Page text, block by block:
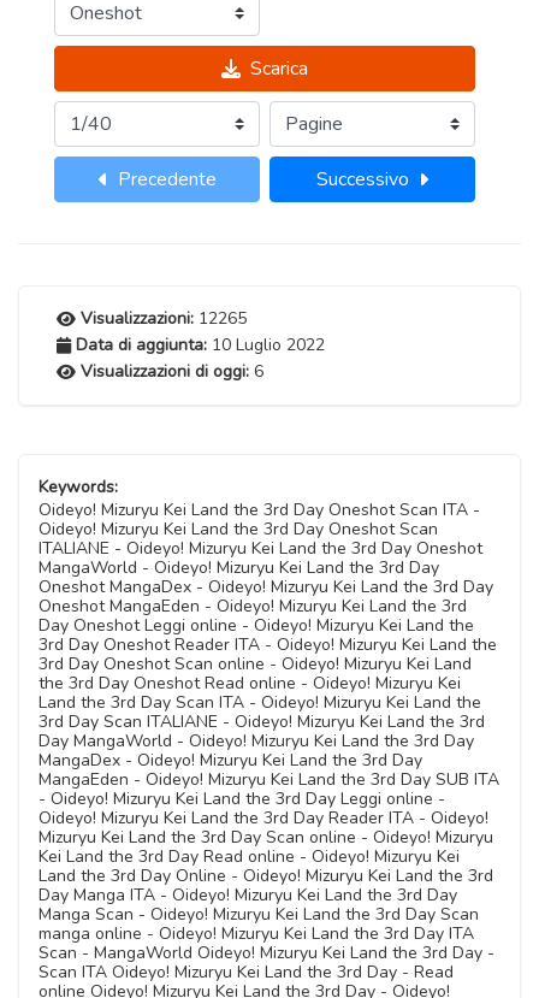
Scarica
Precedente Successivo
Visualizzazioni: 12265
Data di aggiunta: 10 Luglio 2022
Visualizzazioni di oggi: 6
Keywords:
Oideyo! Mizuryu Kei Land the 3rd Day Oneshot Scan ITA -
Oideyo! Mizuryu Kei Land the 3rd Day Oneshot Scan
ITALIANE - Oideyo! Mizuryu Kei Land the 3rd Day Oneshot
MangaWorld - Oideyo! Mizuryu Kei Land the 3rd Day
Oneshot MangaDex - Oideyo! Mizuryu Kei Land the 3rd Day
Oneshot MangaEden - Oideyo! Mizuryu Kei Land the 3rd
Day Oneshot Leggi online - Oideyo! Mizuryu Kei Land the
3rd Day Oneshot Reader ITA - Oideyo! Mizuryu Kei Land the
3rd Day Oneshot Scan online - Oideyo! Mizuryu Kei Land
the 3rd Day Oneshot Read online - Oideyo! Mizuryu Kei
Land the 3rd Day Scan ITA - Oideyo! Mizuryu Kei Land the
3rd Day Scan ITALIANE - Oideyo! Mizuryu Kei Land the 3rd
Day MangaWorld - Oideyo! Mizuryu Kei Land the 3rd Day
MangaDex - Oideyo! Mizuryu Kei Land the 3rd Day
MangaEden - Oideyo! Mizuryu Kei Land the 3rd Day SUB ITA
- Oideyo! Mizuryu Kei Land the 3rd Day Leggi online -
Oideyo! Mizuryu Kei Land the 3rd Day Reader ITA - Oideyo!
Mizuryu Kei Land the 3rd Day Scan online - Oideyo! Mizuryu
Kei Land the 3rd Day Read online - Oideyo! Mizuryu Kei
Land the 3rd Day Online - Oideyo! Mizuryu Kei Land the 3rd
Day Manga ITA - Oideyo! Mizuryu Kei Land the 3rd Day
Manga Scan - Oideyo! Mizuryu Kei Land the 3rd Day Scan
manga online - Oideyo! Mizuryu Kei Land the 3rd Day ITA
Scan - MangaWorld Oideyo! Mizuryu Kei Land the 3rd Day -
Scan ITA Oideyo! Mizuryu Kei Land the 3rd Day - Read
online Oideyo! Mizuryu Kei Land the 3rd Day - Oideyo!